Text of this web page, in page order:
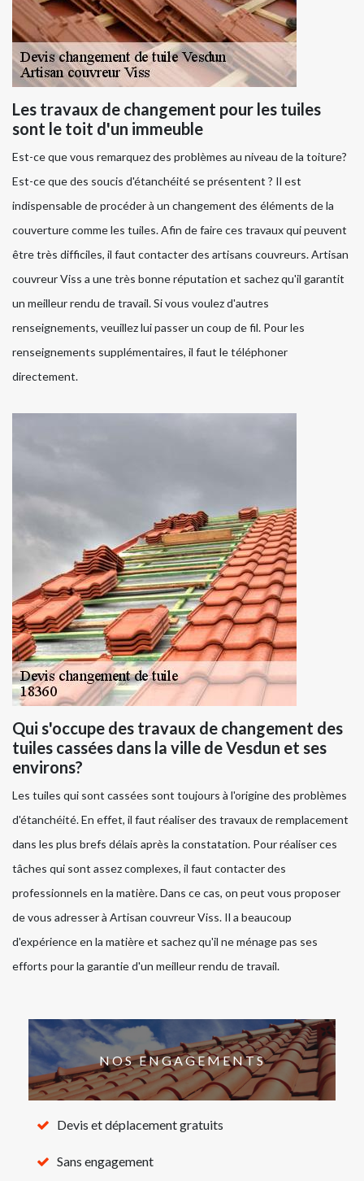
Les travaux de changement pour les tuiles
sont le toit d'un immeuble
Est-ce que vous remarquez des problèmes au niveau de la toiture?
Est-ce que des soucis d'étanchéité se présentent ? Il est
indispensable de procéder à un changement des éléments de la
couverture comme les tuiles. Afin de faire ces travaux qui peuvent
être très difficiles, il faut contacter des artisans couvreurs. Artisan
couvreur Viss a une très bonne réputation et sachez qu'il garantit
un meilleur rendu de travail. Si vous voulez d'autres
renseignements, veuillez lui passer un coup de fil. Pour les
renseignements supplémentaires, il faut le téléphoner
directement.
Qui s'occupe des travaux de changement des
tuiles cassées dans la ville de Vesdun et ses
environs?
Les tuiles qui sont cassées sont toujours à l'origine des problèmes
d'étanchéité. En effet, il faut réaliser des travaux de remplacement
dans les plus brefs délais après la constatation. Pour réaliser ces
tâches qui sont assez complexes, il faut contacter des
professionnels en la matière. Dans ce cas, on peut vous proposer
de vous adresser à Artisan couvreur Viss. Il a beaucoup
d'expérience en la matière et sachez qu'il ne ménage pas ses
efforts pour la garantie d'un meilleur rendu de travail.
NOS ENGAGEMENTS
Devis et déplacement gratuits
Sans engagement